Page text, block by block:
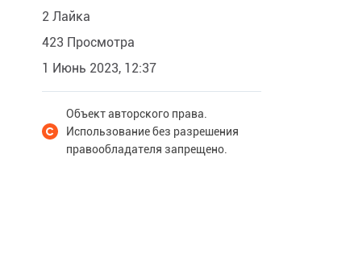
2 Лайка
423 Просмотра
1 Июнь 2023, 12:37
Объект авторского права.
Использование без разрешения
правообладателя запрещено.